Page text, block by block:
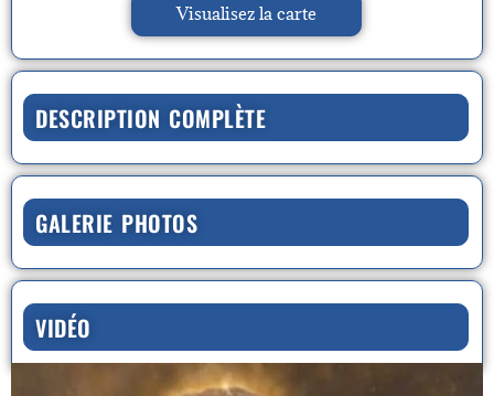
Visualisez la carte
DESCRIPTION COMPLÈTE
GALERIE PHOTOS
VIDÉO